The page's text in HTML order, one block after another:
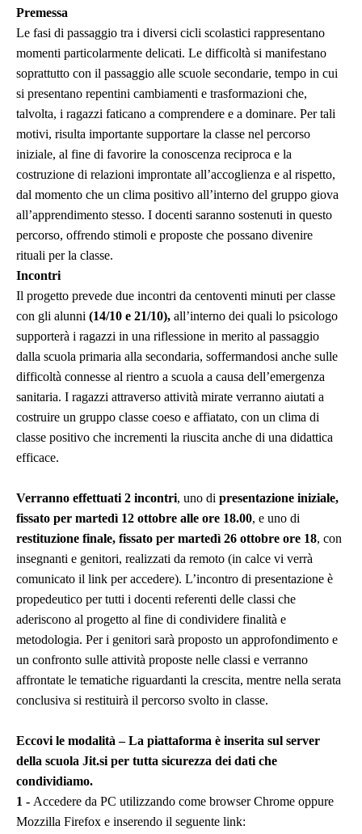
Premessa
Le fasi di passaggio tra i diversi cicli scolastici rappresentano
momenti particolarmente delicati. Le difficoltà si manifestano
soprattutto con il passaggio alle scuole secondarie, tempo in cui
si presentano repentini cambiamenti e trasformazioni che,
talvolta, i ragazzi faticano a comprendere e a dominare. Per tali
motivi, risulta importante supportare la classe nel percorso
iniziale, al fine di favorire la conoscenza reciproca e la
costruzione di relazioni improntate all’accoglienza e al rispetto,
dal momento che un clima positivo all’interno del gruppo giova
all’apprendimento stesso. I docenti saranno sostenuti in questo
percorso, offrendo stimoli e proposte che possano divenire
rituali per la classe.
Incontri
Il progetto prevede due incontri da centoventi minuti per classe
con gli alunni (14/10 e 21/10), all’interno dei quali lo psicologo
supporterà i ragazzi in una riflessione in merito al passaggio
dalla scuola primaria alla secondaria, soffermandosi anche sulle
difficoltà connesse al rientro a scuola a causa dell’emergenza
sanitaria. I ragazzi attraverso attività mirate verranno aiutati a
costruire un gruppo classe coeso e affiatato, con un clima di
classe positivo che incrementi la riuscita anche di una didattica
efficace.
Verranno effettuati 2 incontri, uno di presentazione iniziale,
fissato per martedì 12 ottobre alle ore 18.00, e uno di
restituzione finale, fissato per martedì 26 ottobre ore 18, con
insegnanti e genitori, realizzati da remoto (in calce vi verrà
comunicato il link per accedere). L’incontro di presentazione è
propedeutico per tutti i docenti referenti delle classi che
aderiscono al progetto al fine di condividere finalità e
metodologia. Per i genitori sarà proposto un approfondimento e
un confronto sulle attività proposte nelle classi e verranno
affrontate le tematiche riguardanti la crescita, mentre nella serata
conclusiva si restituirà il percorso svolto in classe.
Eccovi le modalità – La piattaforma è inserita sul server
della scuola Jit.si per tutta sicurezza dei dati che
condividiamo.
1 - Accedere da PC utilizzando come browser Chrome oppure
Mozzilla Firefox e inserendo il seguente link: